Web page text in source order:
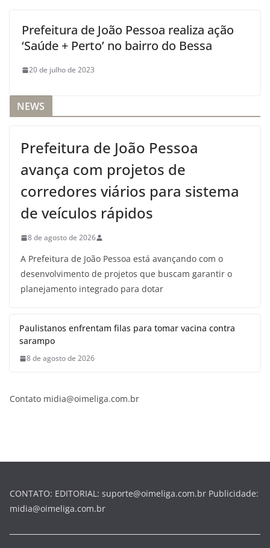
Prefeitura de João Pessoa realiza ação
‘Saúde + Perto’ no bairro do Bessa
20 de julho de 2023
NEWS
Prefeitura de João Pessoa
avança com projetos de
corredores viários para sistema
de veículos rápidos
8 de agosto de 2026
A Prefeitura de João Pessoa está avançando com o
desenvolvimento de projetos que buscam garantir o
planejamento integrado para dotar
Paulistanos enfrentam filas para tomar vacina contra
sarampo
8 de agosto de 2026
Contato midia@oimeliga.com.br
CONTATO: EDITORIAL: suporte@oimeliga.com.br Publicidade:
midia@oimeliga.com.br